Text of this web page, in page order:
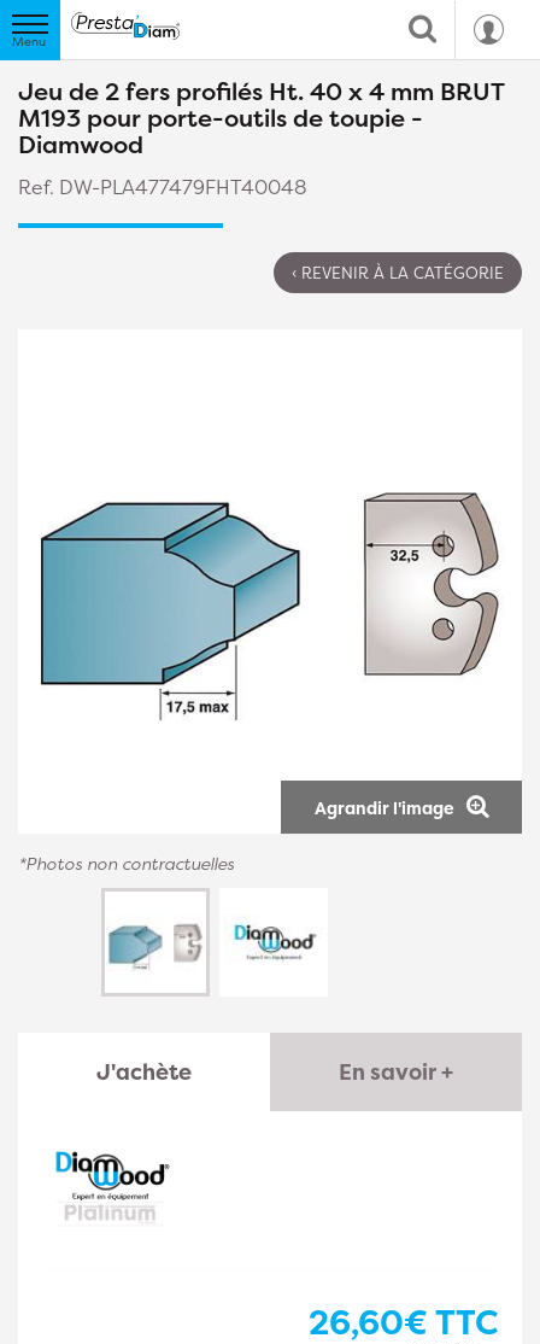
Jeu de 2 fers profilés Ht. 40 x 4 mm BRUT
M193 pour porte-outils de toupie -
Diamwood
Ref. DW-PLA477479FHT40048
‹ REVENIR À LA CATÉGORIE
Agrandir l'image
*Photos non contractuelles
J'achète En savoir +
26,60€TTC